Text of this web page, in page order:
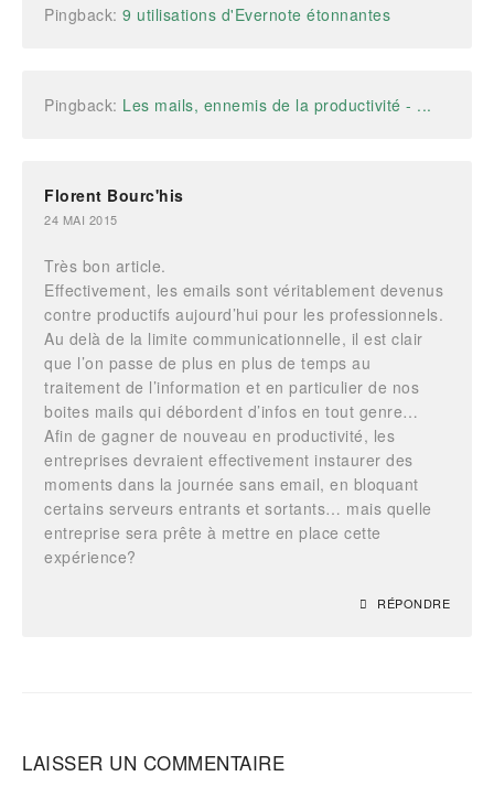
Pingback: 9 utilisations d'Evernote étonnantes
Pingback: Les mails, ennemis de la productivité - ...
Florent Bourc'his
24 MAI 2015
Très bon article.
Effectivement, les emails sont véritablement devenus
contre productifs aujourd’hui pour les professionnels.
Au delà de la limite communicationnelle, il est clair
que l’on passe de plus en plus de temps au
traitement de l’information et en particulier de nos
boites mails qui débordent d’infos en tout genre…
Afin de gagner de nouveau en productivité, les
entreprises devraient effectivement instaurer des
moments dans la journée sans email, en bloquant
certains serveurs entrants et sortants… mais quelle
entreprise sera prête à mettre en place cette
expérience?
RÉPONDRE
LAISSER UN COMMENTAIRE